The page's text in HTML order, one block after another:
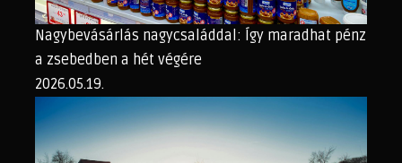
Nagybevásárlás nagycsaláddal: Így maradhat pénz
a zsebedben a hét végére
2026.05.19.